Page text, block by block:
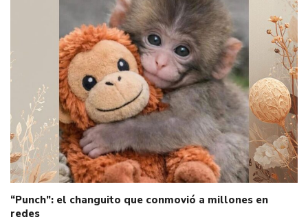
“Punch”: el changuito que conmovió a millones en
redes